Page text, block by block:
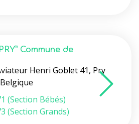
Commune de
Henri Goblet 41, Pry
(Section Bébés)
(Section Grands)